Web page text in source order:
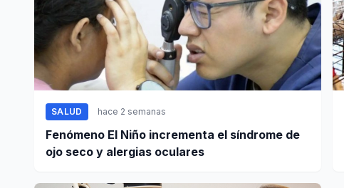
SALUD hace 2 semanas
Fenómeno El Niño incrementa el síndrome de
ojo seco y alergias oculares